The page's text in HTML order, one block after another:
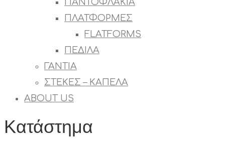
ΠΑΝΤΟΦΛΑΚΙΑ
ΠΛΑΤΦΟΡΜΕΣ
FLATFORMS
ΠΕΔΙΛΑ
ΓΑΝΤΙΑ
ΣΤΕΚΕΣ – ΚΑΠΕΛΑ
ABOUT US
Κατάστημα